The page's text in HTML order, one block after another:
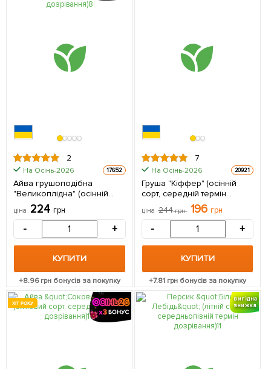
2
На Осінь-2026 17652
Айва грушоподібна
"Великоплідна" (осінній
сорт, середній термін
дозрівання) 1 саджанець в
ціна 224 грн
- +
КУПИТИ
+8.96грн бонусів за покупку
7
На Осінь-2026 20921
Груша "Кіффер" (осінній
сорт, середній термін
дозрівання) 1 саджанець в
упаковці
ціна 244грн 196 грн
- +
КУПИТИ
+7.81грн бонусів за покупку
ХІТ РОКУ
вигідна
знижка